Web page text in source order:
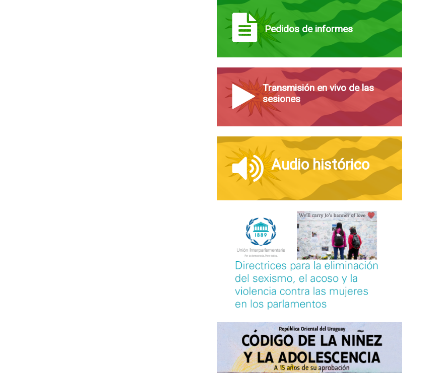
Pedidos de informes
Transmisión en vivo de las
sesiones
Audio histórico